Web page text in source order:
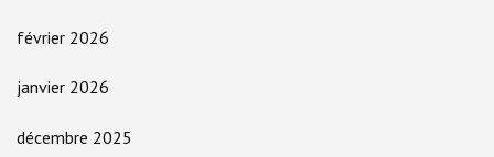
février 2026
janvier 2026
décembre 2025